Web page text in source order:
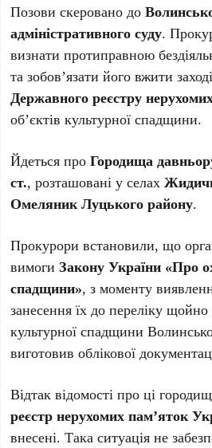
Позови скеровано до
адміністративного суду.
визнати протиправною
та зобов’язати його вжити
Державного реєстру
об’єктів культурної спадщини.
Йдеться проГородища
ст., розташовані у селах
Омеляник Луцького району.
Прокурори встановили, що
вимогиЗакону України «Про
спадщини», з моменту
занесення їх до переліку щойно
культурної спадщини
виготовив облікової
Відтак відомості про ці
реєстр нерухомих пам’яток
внесені. Така ситуація не